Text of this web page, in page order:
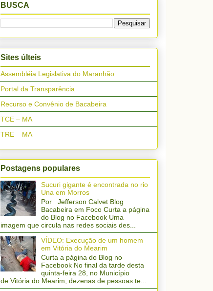
BUSCA
Sites últeis
Assembléia Legislativa do Maranhão
Portal da Transparência
Recurso e Convênio de Bacabeira
TCE – MA
TRE – MA
Postagens populares
Sucuri gigante é encontrada no rio
Una em Morros
Por Jefferson Calvet Blog
Bacabeira em Foco Curta a página
do Blog no Facebook Uma
imagem que circula nas redes sociais des...
VÍDEO: Execução de um homem
em Vitória do Mearim
Curta a página do Blog no
Facebook No final da tarde desta
quinta-feira 28, no Município
de Vitória do Mearim, dezenas de pessoas te...